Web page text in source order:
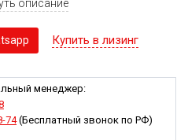
а также в процессе
составов, угля,
культур, отходов
и так далее.
серии TS обладают схожей
между собой они
производительности и
просеиваемых
описание
Купить в лизинг
менеджер:
74(Бесплатный звонок по РФ)